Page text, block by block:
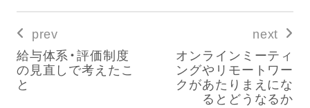
prev
給与体系・評価制度
の見直しで考えたこ
と
next
オンラインミーティ
ングやリモートワー
クがあたりまえにな
るとどうなるか